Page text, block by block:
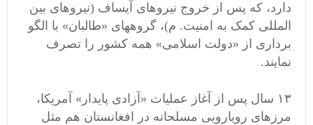
دارد، که پس از خروج نیروهای آیساف (نیروهای بین
المللی کمک به امنیت. م)، گروههای «طالبان» با الگو
برداری از «دولت اسلامی» همه کشور را تصرف
نمایند.
۱۳ سال پس از آغاز عملیات «آزادی پایدار» آمریکا،
مرزهای رویارویی مسلحانه در افغانستان هم مثل